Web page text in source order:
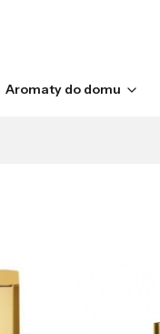
Aromaty do domu